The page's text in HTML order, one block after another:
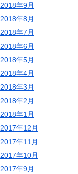
2018年9月
2018年8月
2018年7月
2018年6月
2018年5月
2018年4月
2018年3月
2018年2月
2018年1月
2017年12月
2017年11月
2017年10月
2017年9月